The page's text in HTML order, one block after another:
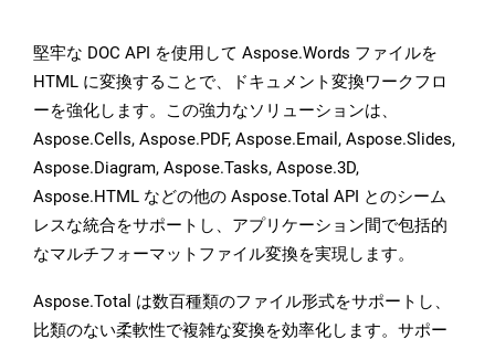
堅牢な DOC API を使用して Aspose.Words ファイルを
HTML に変換することで、ドキュメント変換ワークフロ
ーを強化します。この強力なソリューションは、
Aspose.Cells, Aspose.PDF, Aspose.Email, Aspose.Slides,
Aspose.Diagram, Aspose.Tasks, Aspose.3D,
Aspose.HTML などの他の Aspose.Total API とのシーム
レスな統合をサポートし、アプリケーション間で包括的
なマルチフォーマットファイル変換を実現します。
Aspose.Total は数百種類のファイル形式をサポートし、
比類のない柔軟性で複雑な変換を効率化します。サポー